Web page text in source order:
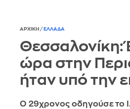
ΑΡΧΙΚΗ / ΕΛΛΑΔΑ
Θεσσαλονίκη:
ώρα στην
ήταν υπό την
Ο 29χρονος οδηγούσε το